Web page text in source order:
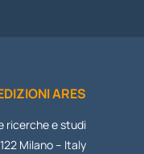
ARES
ricerche e studi
Milano – Italy